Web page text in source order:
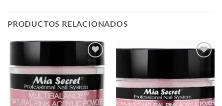
PRODUCTOS RELACIONADOS
Añadir
a la
deseos
lista de
deseos